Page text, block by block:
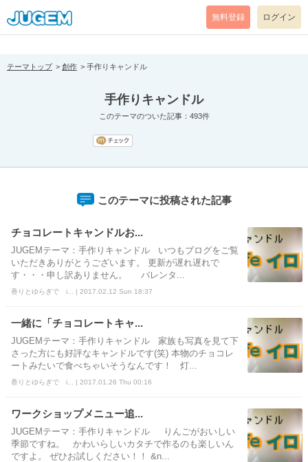
[pear_error: message="Success" code=0 mode=return level=notice
prefix="" info=""]
無料登録 ログイン
テーマトップ 創作 手作りキャンドル
手作りキャンドル
このテーマのついた記事：493件
このテーマに投稿された記事
チョコレートキャンドルお...
JUGEMテーマ：手作りキャンドル いつもブログをご覧
いただきありがとうございます。 更新が遅れ遅れで
す・・・申し訳ありません。 バレンタ...
香りとゆらぎで i... | 2017.02.12 Sun 18:37
一緒に「チョコレートキャ...
JUGEMテーマ：手作りキャンドル 家族も写真を見て下
さった方にも好評なキャンドルです(笑) 本物のチョコレ
ートみたいで食べちゃいそうなんです！ 灯...
香りとゆらぎで i... | 2017.01.26 Thu 00:16
ワークショップメニュー追...
JUGEMテーマ：手作りキャンドル りんごがおいしい
季節ですね。 かわいらしいカタチで作るのも楽しいん
ですよ。 ぜひお試しください！！ &n...